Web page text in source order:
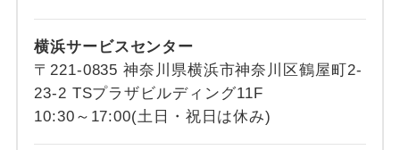
横浜サービスセンター
〒221-0835 神奈川県横浜市神奈川区鶴屋町2-
23-2 TSプラザビルディング11F
10:30～17:00(土日・祝日は休み)